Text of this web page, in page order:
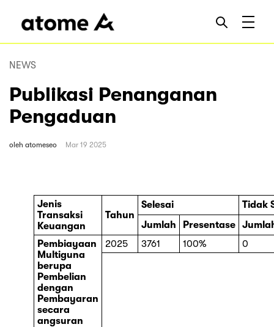
NEWS
Publikasi Penanganan
Pengaduan
oleh atomeseo Mar 19 2025
Jenis
Transaksi
Keuangan
Tahun
Selesai
Tidak
Jumlah
Presentase
Pembiayaan
Multiguna
berupa
Pembelian
dengan
Pembayaran
secara
angsuran
2025 3761 100% 0